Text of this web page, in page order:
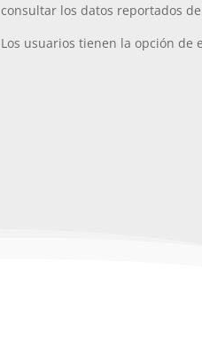
consultar los datos reportados
Los usuarios tienen la opción de